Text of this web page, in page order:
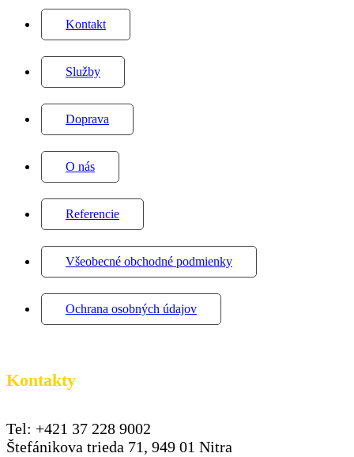
Kontakt
Služby
Doprava
O nás
Referencie
Všeobecné obchodné podmienky
Ochrana osobných údajov
Kontakty
Tel: +421 37 228 9002
Štefánikova trieda 71, 949 01 Nitra